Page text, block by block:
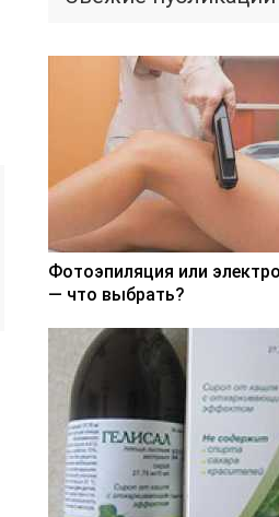
Фотоэпиляция или
— что выбрать?